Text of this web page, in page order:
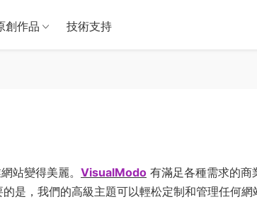
創作品 技術支持
站變得美麗。 VisualModo 有滿足各種需求的商
是，我們的高級主題可以輕松定制和管理任何網